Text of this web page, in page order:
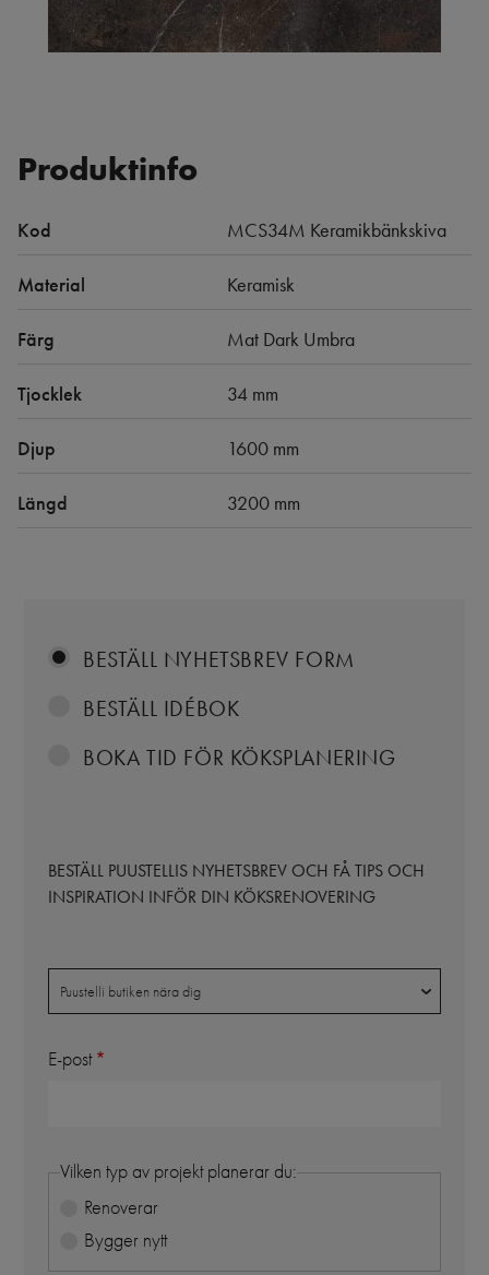
Produktinfo
Kod MCS34M Keramikbänkskiva
Material Keramisk
Färg Mat Dark Umbra
Tjocklek 34 mm
Djup 1600 mm
Längd 3200 mm
BESTÄLL NYHETSBREV FORM
BESTÄLL IDÉBOK
BOKA TID FÖR KÖKSPLANERING
BESTÄLL PUUSTELLIS NYHETSBREV OCH FÅ TIPS OCH
INSPIRATION INFÖR DIN KÖKSRENOVERING
Puustelli butiken nära dig
E-post
Vilken typ av projekt planerar du:
Renoverar
Bygger nytt